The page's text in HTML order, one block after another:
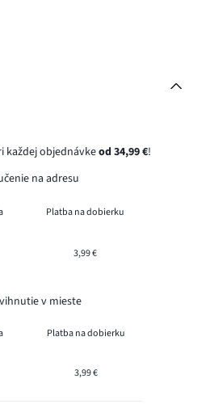
každej objednávkeod 34,99 €!
na adresu
Platba na dobierku
3,99 €
v mieste
Platba na dobierku
3,99 €